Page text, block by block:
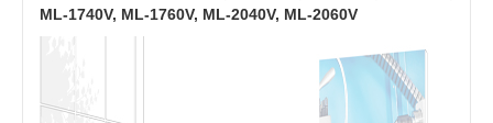
ML-1740V, ML-1760V, ML-2040V, ML-2060V